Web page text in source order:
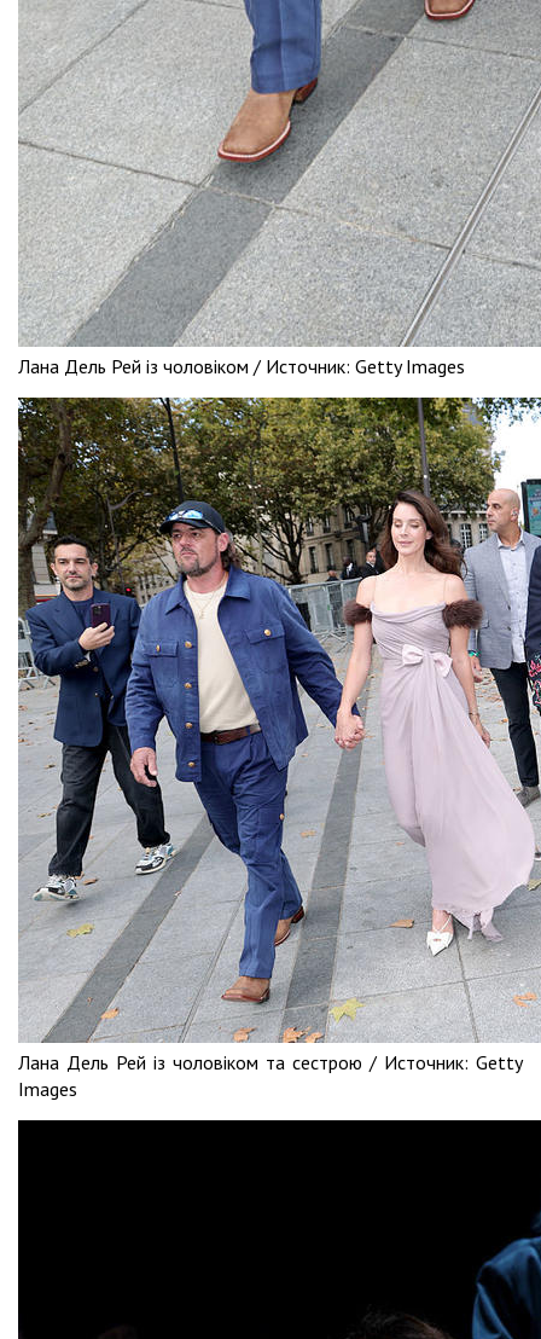
Лана Дель Рей із чоловіком / Источник: Getty Images
Лана Дель Рей із чоловіком та сестрою / Источник: Getty
Images